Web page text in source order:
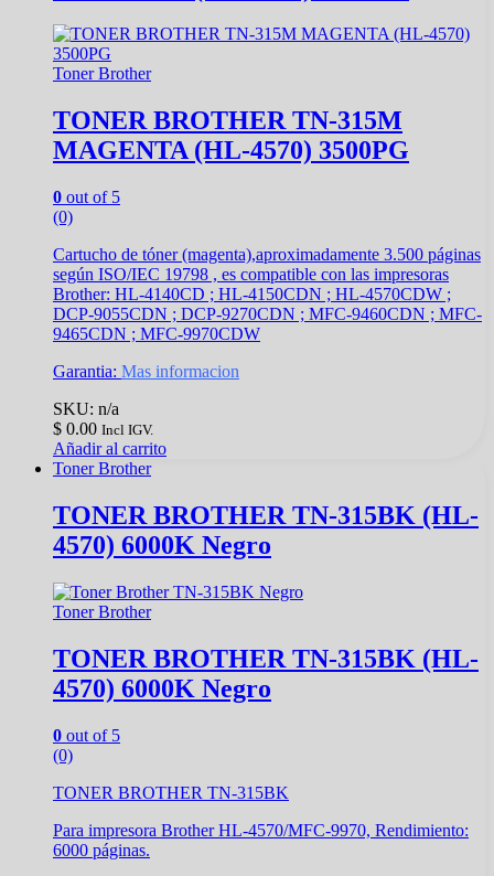
Toner Brother
TONER BROTHER TN-315M
MAGENTA (HL-4570) 3500PG
0 out of 5
(0)
Cartucho de tóner (magenta),aproximadamente 3.500 páginas
según ISO/IEC 19798 , es compatible con las impresoras
Brother: HL-4140CD ; HL-4150CDN ; HL-4570CDW ;
DCP-9055CDN ; DCP-9270CDN ; MFC-9460CDN ; MFC-
9465CDN ; MFC-9970CDW
Garantia: Mas informacion
SKU: n/a
$ 0.00 Incl IGV.
Añadir al carrito
Toner Brother
TONER BROTHER TN-315BK (HL-
4570) 6000K Negro
Toner Brother
TONER BROTHER TN-315BK (HL-
4570) 6000K Negro
0 out of 5
(0)
TONER BROTHER TN-315BK
Para impresora Brother HL-4570/MFC-9970, Rendimiento:
6000 páginas.